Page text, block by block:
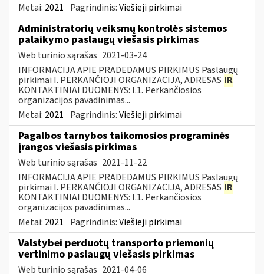
Metai: 2021 Pagrindinis:Viešieji pirkimai
Administratorių veiksmų kontrolės sistemos
palaikymo paslaugų viešasis pirkimas
Web turinio sąrašas 2021-03-24
INFORMACIJA APIE PRADEDAMUS PIRKIMUS Paslaugų
pirkimai I. PERKANČIOJI ORGANIZACIJA, ADRESAS IR
KONTAKTINIAI DUOMENYS: I.1. Perkančiosios
organizacijos pavadinimas...
Metai: 2021 Pagrindinis:Viešieji pirkimai
Pagalbos tarnybos taikomosios programinės
įrangos viešasis pirkimas
Web turinio sąrašas 2021-11-22
INFORMACIJA APIE PRADEDAMUS PIRKIMUS Paslaugų
pirkimai I. PERKANČIOJI ORGANIZACIJA, ADRESAS IR
KONTAKTINIAI DUOMENYS: I.1. Perkančiosios
organizacijos pavadinimas...
Metai: 2021 Pagrindinis:Viešieji pirkimai
Valstybei perduotų transporto priemonių
vertinimo paslaugų viešasis pirkimas
Web turinio sąrašas 2021-04-06